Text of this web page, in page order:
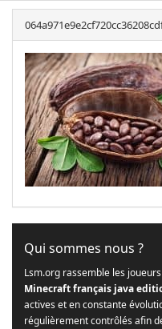
Qui sommes nous ?
Lsm.org rassemble les
Minecraft français java
actives et en constante
régulièrement contrôlés afin